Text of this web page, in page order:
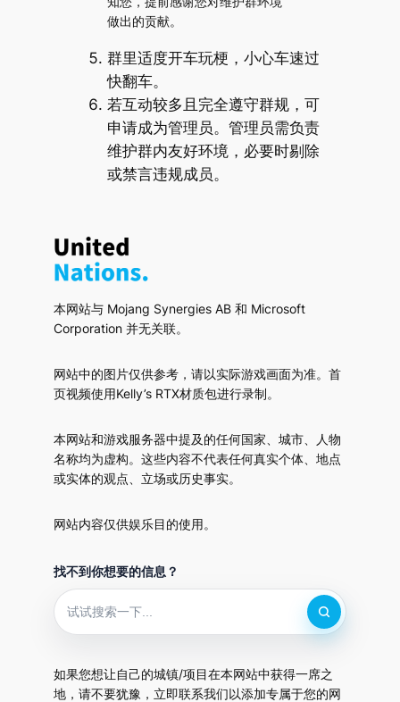
做出的贡献。
群里适度开车玩梗，小心车速过
快翻车。
若互动较多且完全遵守群规，可
申请成为管理员。管理员需负责
维护群内友好环境，必要时剔除
或禁言违规成员。
本网站与 Mojang Synergies AB 和 Microsoft
Corporation 并无关联。
网站中的图片仅供参考，请以实际游戏画面为准。首
页视频使用Kelly’s RTX材质包进行录制。
本网站和游戏服务器中提及的任何国家、城市、人物
名称均为虚构。这些内容不代表任何真实个体、地点
或实体的观点、立场或历史事实。
网站内容仅供娱乐目的使用。
找不到你想要的信息？
如果您想让自己的城镇/项目在本网站中获得一席之
地，请不要犹豫，立即联系我们以添加专属于您的网